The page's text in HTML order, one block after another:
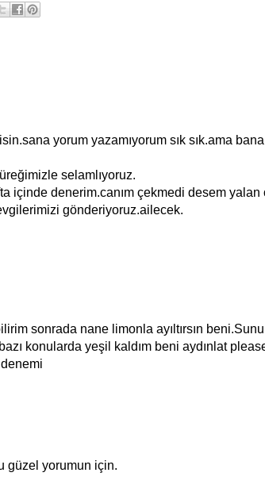
yorum yazamıyorum sık sık.ama
selamlıyoruz.
içinde denerim.canım çekmedi desem yalan
gönderiyoruz.ailecek.
sonrada nane limonla ayıltırsın
konularda yeşil kaldım beni aydınlat
güzel yorumun için.